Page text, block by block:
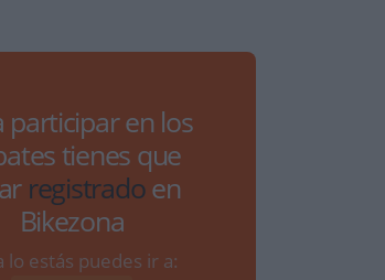
participar en los
tienes que
registradoen
Bikezona
lo estás puedes ir a: